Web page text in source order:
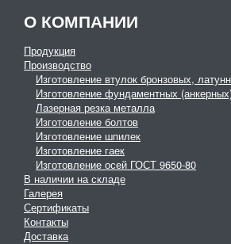
О КОМПАНИИ
Продукция
Производство
Изготовление втулок бронзовых,
Изготовление фундаментных
Лазерная резка металла
Изготовление болтов
Изготовление шпилек
Изготовление гаек
Изготовление осей ГОСТ 9650-80
В наличии на складе
Галерея
Сертификаты
Контакты
Доставка